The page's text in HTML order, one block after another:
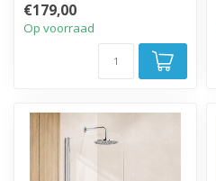
te draai...
€179,00
Op voorraad